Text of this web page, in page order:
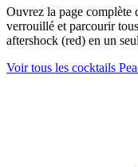
Ouvrez la page complète
verrouillé et parcourir
aftershock (red) en un
Voir tous les cocktails